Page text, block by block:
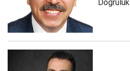
Doğruluk